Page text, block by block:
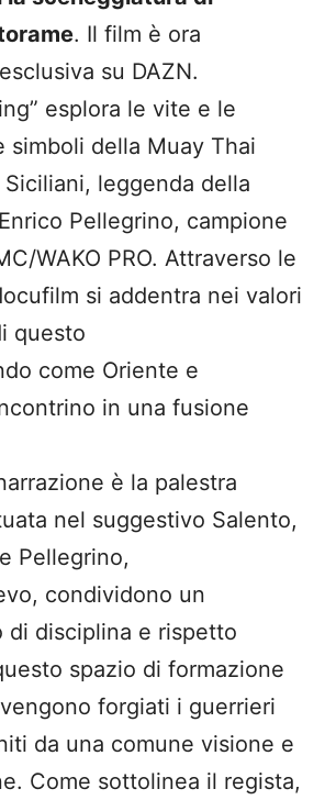
. Il film è ora
su DAZN.
esplora le vite e le
simboli della Muay Thai
leggenda della
Pellegrino, campione
WAKO PRO. Attraverso le
si addentra nei valori
questo
come Oriente e
in una fusione
è la palestra
nel suggestivo Salento,
Pellegrino,
condividono un
di disciplina e rispetto
spazio di formazione
forgiati i guerrieri
da una comune visione e
Come sottolinea il regista,